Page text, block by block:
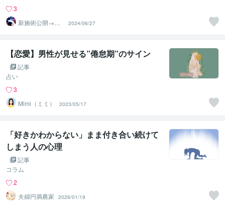
3
新施術公開→≪
相手意識強制変
化≫◆星桜龍
2024/06/27
【恋愛】男性が見せる”倦怠期”のサイン
記事
占い
3
Mimi（ミミ）
2023/05/17
「好きかわからない」まま付き合い続けて
しまう人の心理
記事
コラム
2
夫婦円満農家
2026/01/19